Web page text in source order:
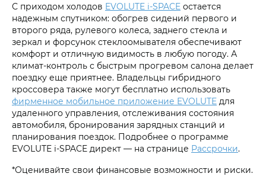
С приходом холодов EVOLUTE i‑SPACE остается
надежным спутником: обогрев сидений первого и
второго ряда, рулевого колеса, заднего стекла и
зеркал и форсунок стеклоомывателя обеспечивают
комфорт и отличную видимость в любую погоду. А
климат-контроль с быстрым прогревом салона делает
поездку еще приятнее. Владельцы гибридного
кроссовера также могут бесплатно использовать
фирменное мобильное приложение EVOLUTE для
удаленного управления, отслеживания состояния
автомобиля, бронирования зарядных станций и
планирования поездок. Подробнее о программе
EVOLUTE i‑SPACE директ — на странице Рассрочки.
*Оценивайте свои финансовые возможности и риски.